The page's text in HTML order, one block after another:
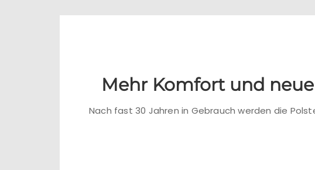
Mehr Komfort und
Nach fast 30 Jahren in Gebrauch werden die